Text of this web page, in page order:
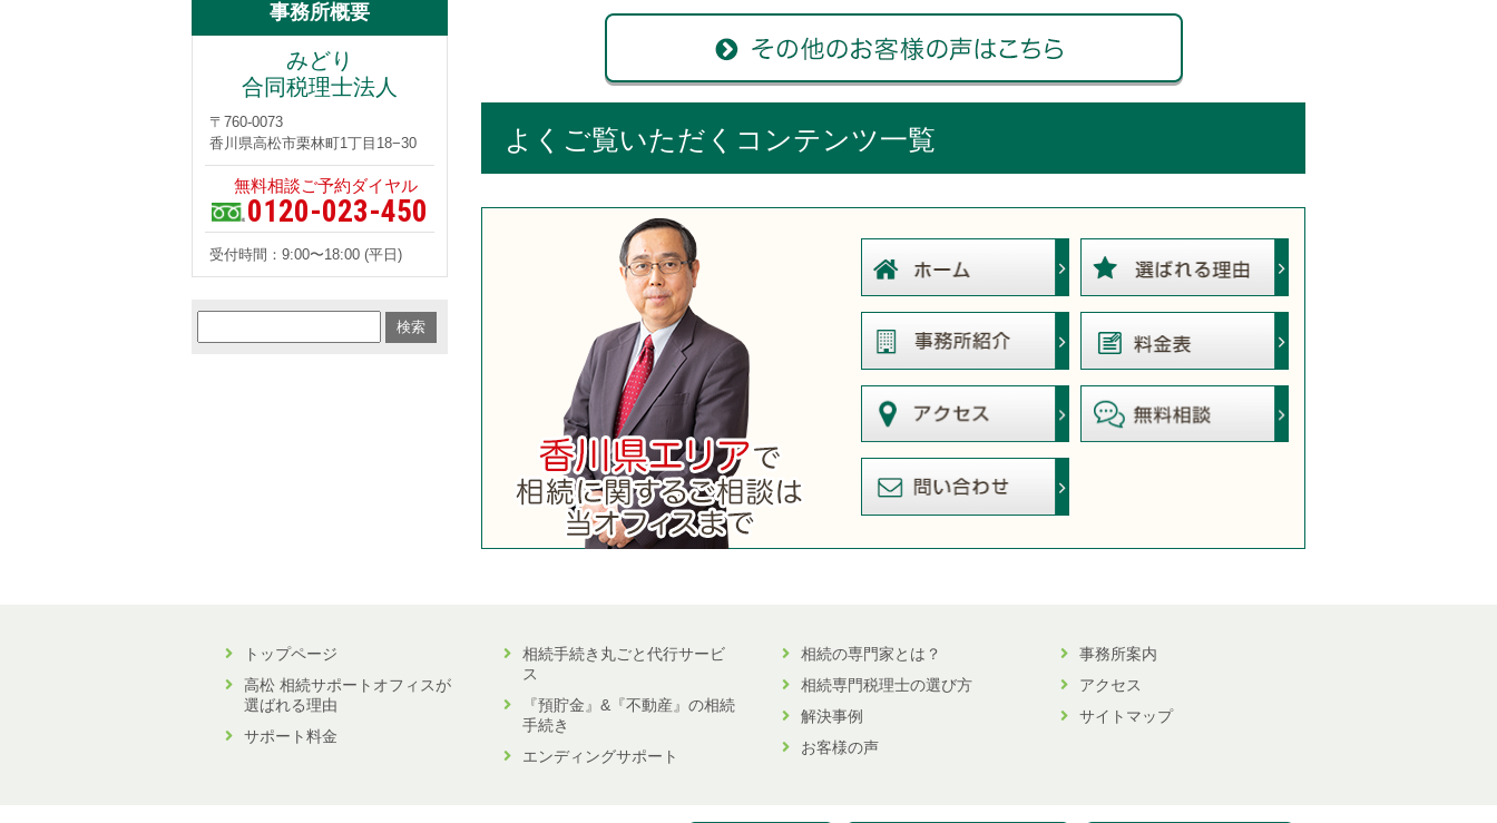
よくご覧いただくコンテンツ一覧
事務所概要
みどり
合同税理士法人
〒760-0073
香川県高松市栗林町1丁目18−30
無料相談ご予約ダイヤル
0120-023-450
受付時間：9:00〜18:00 (平日)
トップページ
高松 相続サポートオフィスが
選ばれる理由
サポート料金
相続手続き丸ごと代行サービ
ス
『預貯金』&『不動産』の相続
手続き
エンディングサポート
相続の専門家とは？
相続専門税理士の選び方
解決事例
お客様の声
事務所案内
アクセス
サイトマップ